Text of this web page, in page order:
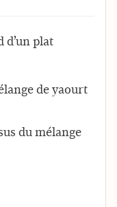
d’un plat
de yaourt
du mélange